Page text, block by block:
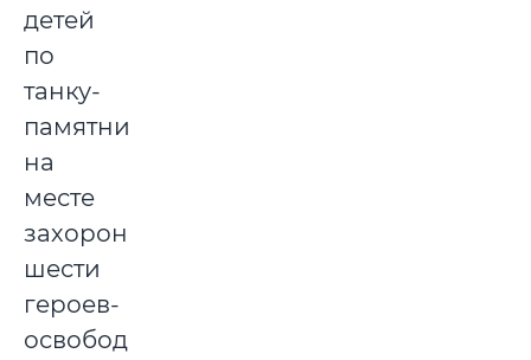
детей
по
танку-
памятнику
на
месте
захоронения
шести
героев-
освободителей,